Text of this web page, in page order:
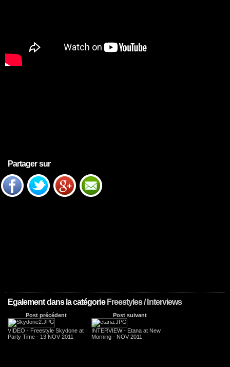
Partager sur
Egalement dans la catégorie Freestyles / Interviews
Post précédent
VIDEO - Freestyle Skydone at
Party Time - 13 NOV 2011
Post suivant
INTERVIEW - Etana at New
Morning - NOV 2011